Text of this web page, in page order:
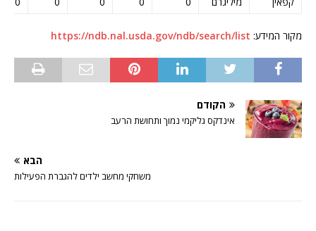
מקור המידע: https://ndb.nal.usda.gov/ndb/search/list
הקודם
אינדקס גליקמי נמוך ותחושת הרעב
הבא
משחקי מחשב ילדים להגברת הפעילות